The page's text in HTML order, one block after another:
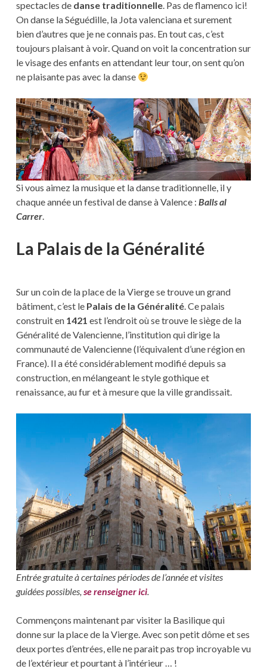
spectacles de danse traditionnelle. Pas de flamenco ici!
On danse la Séguédille, la Jota valenciana et surement
bien d’autres que je ne connais pas. En tout cas, c’est
toujours plaisant à voir. Quand on voit la concentration sur
le visage des enfants en attendant leur tour, on sent qu’on
ne plaisante pas avec la danse
Si vous aimez la musique et la danse traditionnelle, il y
chaque année un festival de danse à Valence : Balls al
Carrer.
La Palais de la Généralité
Sur un coin de la place de la Vierge se trouve un grand
bâtiment, c’est lePalais de la Généralité. Ce palais
construit en 1421 est l’endroit où se trouve le siège de la
Généralité de Valencienne, l’institution qui dirige la
communauté de Valencienne (l’équivalent d’une région en
France). Il a été considérablement modifié depuis sa
construction, en mélangeant le style gothique et
renaissance, au fur et à mesure que la ville grandissait.
Entrée gratuite à certaines périodes de l’année et visites
guidées possibles, se renseigner ici.
Commençons maintenant par visiter la Basilique qui
donne sur la place de la Vierge. Avec son petit dôme et ses
deux portes d’entrées, elle ne parait pas trop incroyable vu
de l’extérieur et pourtant à l’intérieur … !